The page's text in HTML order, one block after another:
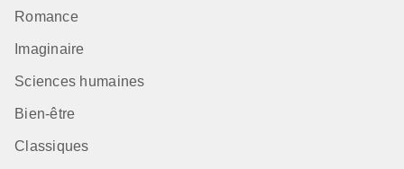
Romance
Imaginaire
Sciences humaines
Bien-être
Classiques